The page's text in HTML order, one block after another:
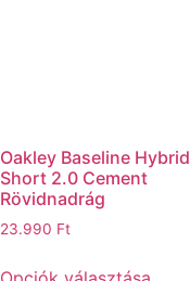
Oakley Baseline Hybrid
Short 2.0 Cement
Rövidnadrág
23.990 Ft